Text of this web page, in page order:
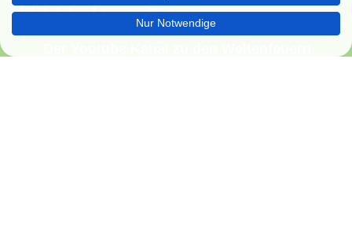
WeltenFeuer
Nur Notwendige